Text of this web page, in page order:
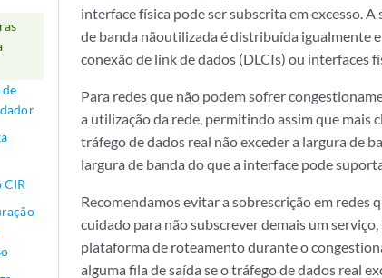
CIR
interface física pode ser subscrita em excesso.
de banda nãoutilizada é distribuída igualmente
conexão de link de dados (DLCIs) ou interfaces
Para redes que não podem sofrer
a utilização da rede, permitindo assim que mais
tráfego de dados real não exceder a largura de
largura de banda do que a interface pode
Recomendamos evitar a sobrescrição em
cuidado para não subscrever demais um
plataforma de roteamento durante o
alguma fila de saída se o tráfego de dados real